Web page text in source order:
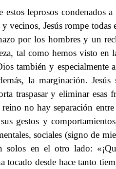
estos leprosos condenados
vecinos, Jesús rompe todas
por los hombres y un
tal como hemos visto en
también y especialmente
la marginación.
traspasar y eliminar esas
no hay separación
gestos y
sociales (signo de
solos en el otro lado:
tocado desde hace tanto